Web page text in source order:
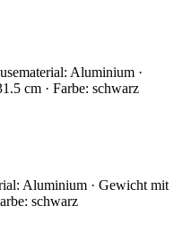
Aluminium ·
cm · Farbe: schwarz
Aluminium · Gewicht mit
schwarz